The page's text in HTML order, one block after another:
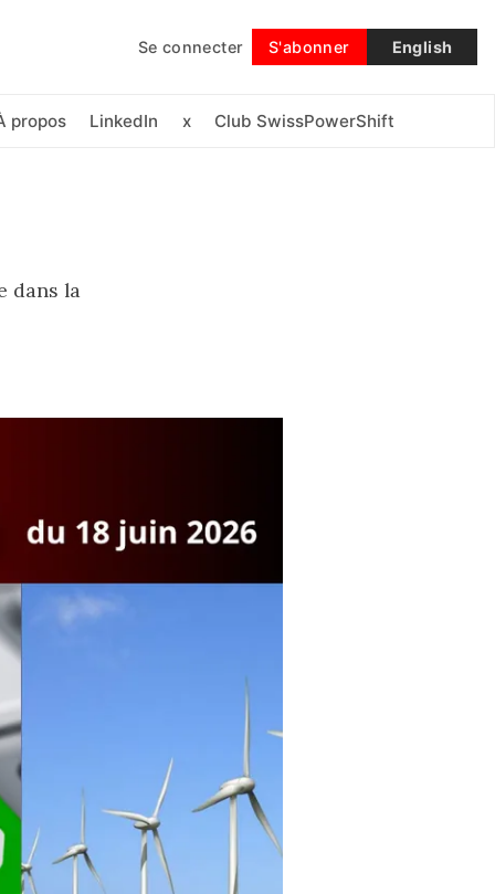
Se connecter S'abonner English
propos LinkedIn x Club SwissPowerShift
Suivre
dans la